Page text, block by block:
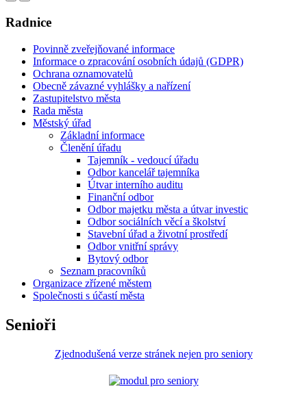
Radnice
Povinně zveřejňované informace
Informace o zpracování osobních údajů (GDPR)
Ochrana oznamovatelů
Obecně závazné vyhlášky a nařízení
Zastupitelstvo města
Rada města
Městský úřad
Základní informace
Členění úřadu
Tajemník - vedoucí úřadu
Odbor kancelář tajemníka
Útvar interního auditu
Finanční odbor
Odbor majetku města a útvar investic
Odbor sociálních věcí a školství
Stavební úřad a životní prostředí
Odbor vnitřní správy
Bytový odbor
Seznam pracovníků
Organizace zřízené městem
Společnosti s účastí města
Senioři
Zjednodušená verze stránek nejen pro seniory